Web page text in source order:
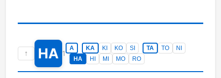
↑ HA 1
A KA KI KO SI TA TO
NI
HA
HI MI MO RO